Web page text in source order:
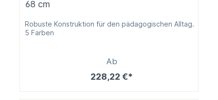
68 cm
Robuste Konstruktion für den pädagogischen Alltag.
5 Farben
Ab
228,22 €*